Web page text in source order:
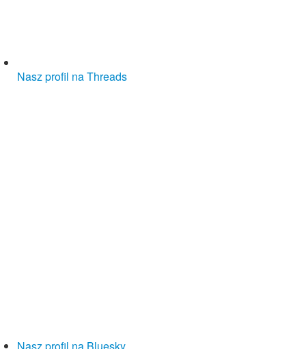
Nasz profil na Threads
Nasz profil na Bluesky